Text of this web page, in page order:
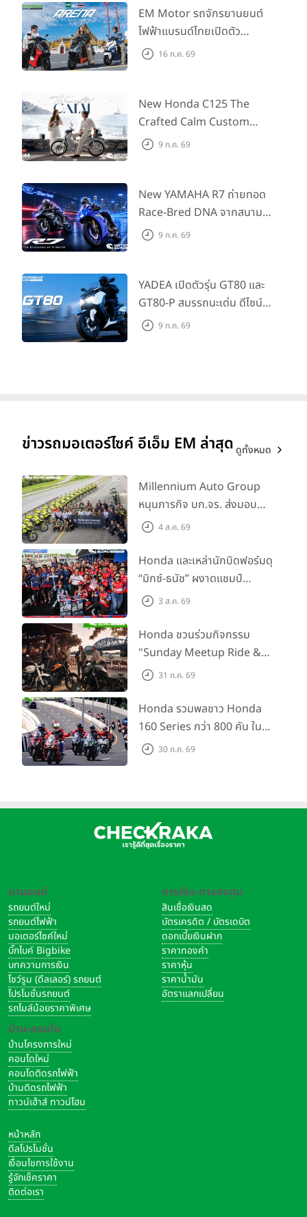
EM Motor รถจักรยานยนต์
ไฟฟ้าแบรนด์ไทยเปิดตัว
ARENA ที่มาในราคาพิเศษ
555 คันแรกรับฟรี Adapter
Type2 ฟรี
16 ก.ค. 69
New Honda C125 The
Crafted Calm Custom
Edition ถ่ายทอดความคลาสสิ
House Flagship Store ทั่ว
ประเทศ
9 ก.ค. 69
New YAMAHA R7 ถ่ายทอด
Race-Bred DNA จากสนาม
แข่งสู่ซูเปอร์สปอร์ตคลาสกลาง
9 ก.ค. 69
YADEA เปิดตัวรุ่น GT80 และ
GT80-P สมรรถนะเด่น ดีไซน์หรู
ปลอดภัย ราคาเข้าถึงง่าย จด
9 ก.ค. 69
ข่าวรถมอเตอร์ไซค์ อีเอ็ม EM ล่าสุดดูทั้งหมด
Millennium Auto Group
หนุนภารกิจ บก.จร. ส่งมอบ
BMW R 1300 GS และ F 900
พร้อม ยกระดับทักษะการขับขี่
เสริมศักยภาพตำรวจจราจร
4 ส.ค. 69
Honda และเหล่านักบิดฟอร์มดุ
“มิกซ์-ธนัช” ผงาดแชมป์
SS600 2 สนามติด “ข้าวกล้อง”
สนาม 2
3 ส.ค. 69
Honda ชวนร่วมกิจกรรม
"Sunday Meetup Ride &
Soul" จิบกาแฟ พูดคุย แลก
กัน 16 ส.ค. นี้
31 ก.ค. 69
Honda รวมพลชาว Honda
160 Series กว่า 800 คัน ใน
งาน “THE ONE-SIXTI-ER ตัว
30 ก.ค. 69
ยานยนต์
รถยนต์ใหม่
รถยนต์ไฟฟ้า
มอเตอร์ไซค์ใหม่
บิ๊กไบค์ Bigbike
บทความการเงิน
โชว์รูม (ดีลเลอร์) รถยนต์
โปรโมชั่นรถยนต์
รถไมล์น้อยราคาพิเศษ
บ้าน-คอนโด
บ้านโครงการใหม่
คอนโดใหม่
คอนโดติดรถไฟฟ้า
บ้านติดรถไฟฟ้า
ทาวน์เฮ้าส์ ทาวน์โฮม
การเงิน-การลงทุน
สินเชื่อเงินสด
บัตรเครดิต / บัตรเดบิต
ดอกเบี้ยเงินฝาก
ราคาทองคำ
ราคาหุ้น
ราคาน้ำมัน
อัตราแลกเปลี่ยน
หน้าหลัก
ดีลโปรโมชั่น
เงื่อนไขการใช้งาน
รู้จักเช็คราคา
ติดต่อเรา